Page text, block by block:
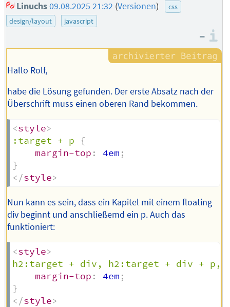
Linuchs 09.08.2025 21:32 (Versionen)
css
design/layout
javascript
–
Hallo Rolf,
habe die Lösung gefunden. Der erste Absatz nach der
Überschrift muss einen oberen Rand bekommen.
<style>
:target + p
{
margin-top : 4em ;
}
</style>
Nun kann es sein, dass ein Kapitel mit einem floating
div beginnt und anschließemd ein p. Auch das
funktioniert:
<style>
h2:target + div, h2:target + div + p,
margin-top : 4em ;
}
</style>